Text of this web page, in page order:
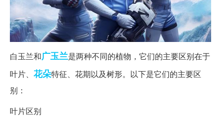
白玉兰和广玉兰是两种不同的植物，它们的主要区别在于
叶片、 花朵特征、花期以及树形。以下是它们的主要区
别：
叶片区别